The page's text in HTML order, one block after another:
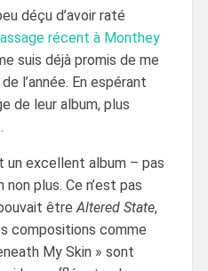
déçu d’avoir raté
récent à Monthey
suis déjà promis de me
l’année. En espérant
de leur album, plus
excellent album – pas
plus. Ce n’est pas
êtreAltered State,
compositions comme
My Skin » sont